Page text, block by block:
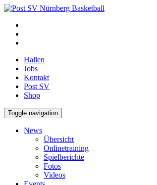
Hallen
Jobs
Kontakt
Post SV
Shop
Toggle navigation
News
Übersicht
Onlinetraining
Spielberichte
Fotos
Videos